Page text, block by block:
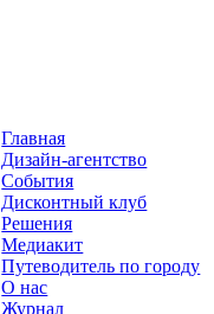
Главная
Дизайн-агентство
События
Дисконтный клуб
Решения
Медиакит
Путеводитель по городу
О нас
Журнал